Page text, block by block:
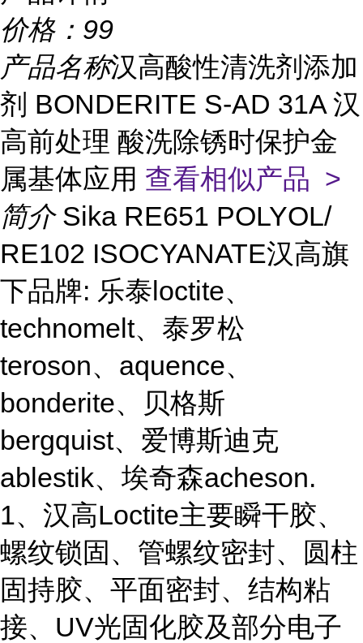
价格： 99
产品名称汉高酸性清洗剂添加
剂 BONDERITE S-AD 31A 汉
高前处理 酸洗除锈时保护金
属基体应用 查看相似产品 >
简介 Sika RE651 POLYOL/
RE102 ISOCYANATE汉高旗
下品牌: 乐泰loctite、
technomelt、泰罗松
teroson、aquence、
bonderite、贝格斯
bergquist、爱博斯迪克
ablestik、埃奇森acheson.
1、汉高Loctite主要瞬干胶、
螺纹锁固、管螺纹密封、圆柱
固持胶、平面密封、结构粘
接、UV光固化胶及部分电子